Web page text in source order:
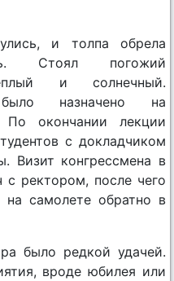
и толпа обрела
Стоял погожий
и солнечный.
назначено на
По окончании лекции
с докладчиком
Визит конгрессмена в
с ректором, после чего
на самолете обратно в
было редкой удачей.
вроде юбилея или